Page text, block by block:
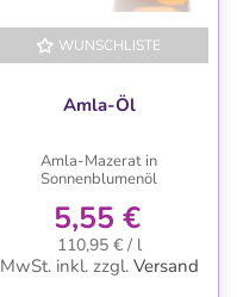
WUNSCHLISTE
Amla-Öl
Amla-Mazerat in
Sonnenblumenöl
5,55 €
110,95 € / l
MwSt. inkl. zzgl. Versand